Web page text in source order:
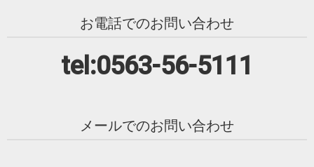
お電話でのお問い合わせ
tel:0563-56-5111
メールでのお問い合わせ